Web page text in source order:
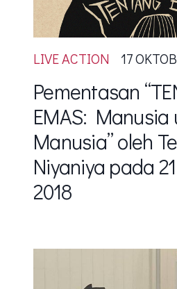
LIVE ACTION 17
Pementasan
EMAS: Manusia
Manusia” oleh
Niyaniya pada
2018